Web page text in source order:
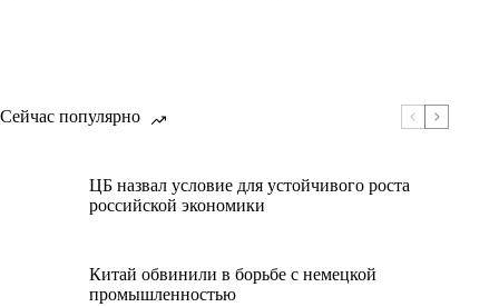
Сейчас популярно
ЦБ назвал условие для устойчивого роста
российской экономики
Китай обвинили в борьбе с немецкой
промышленностью